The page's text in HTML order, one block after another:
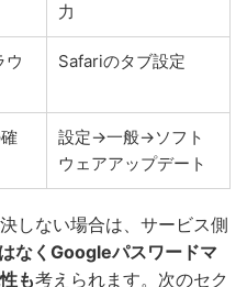
力
ウ
Safariのタブ設定
設定→一般→ソフト
ウェアアップデート
しない場合は、サービス側
なくGoogleパスワードマ
も考えられます。次のセク